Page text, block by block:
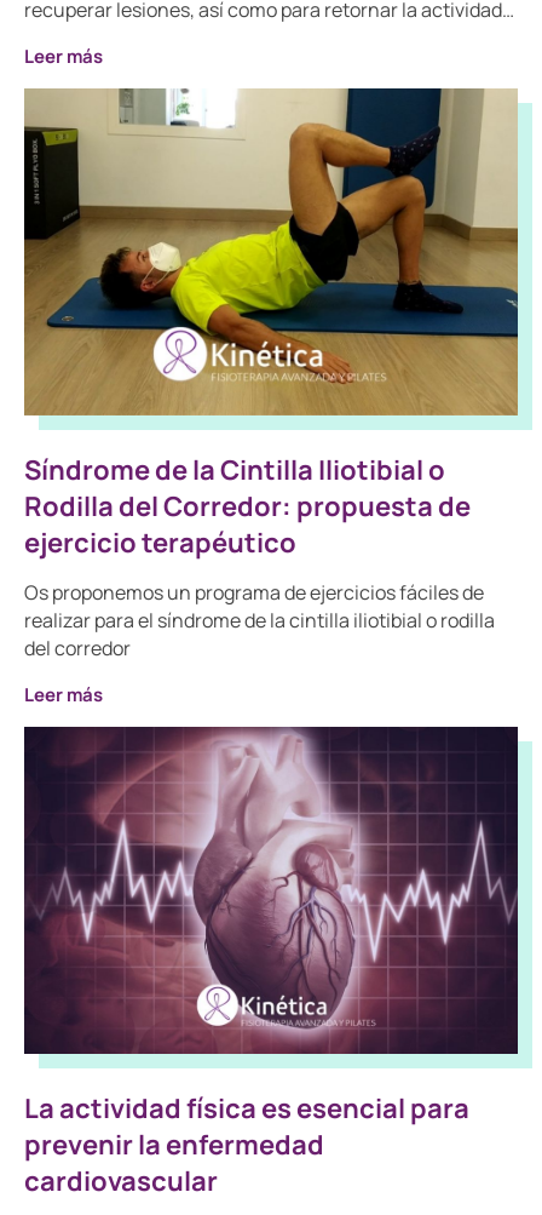
recuperar lesiones, así como para retornar la actividad…
Leer más
Síndrome de la Cintilla Iliotibial o
Rodilla del Corredor: propuesta de
ejercicio terapéutico
Os proponemos un programa de ejercicios fáciles de
realizar para el síndrome de la cintilla iliotibial o rodilla
del corredor
Leer más
La actividad física es esencial para
prevenir la enfermedad
cardiovascular